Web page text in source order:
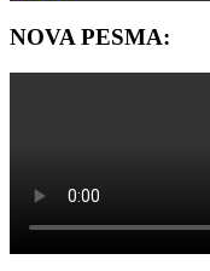
NOVA PESMA: